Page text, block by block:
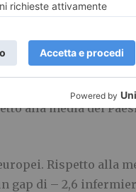
favorita dal
infermieri. Nel
2700 esercitano
alla media dei
Rispetto alla
gap di – 2,6